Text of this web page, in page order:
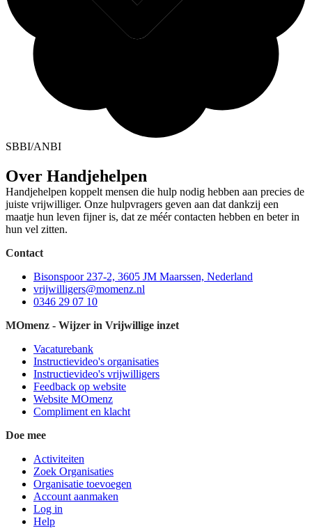
SBBI/ANBI
Over Handjehelpen
Handjehelpen koppelt mensen die hulp nodig hebben aan precies de
juiste vrijwilliger. Onze hulpvragers geven aan dat dankzij een
maatje hun leven fijner is, dat ze méér contacten hebben en beter in
hun vel zitten.
Contact
Bisonspoor 237-2, 3605 JM Maarssen, Nederland
vrijwilligers@momenz.nl
0346 29 07 10
MOmenz - Wijzer in Vrijwillige inzet
Vacaturebank
Instructievideo's organisaties
Instructievideo's vrijwilligers
Feedback op website
Website MOmenz
Compliment en klacht
Doe mee
Activiteiten
Zoek Organisaties
Organisatie toevoegen
Account aanmaken
Log in
Help